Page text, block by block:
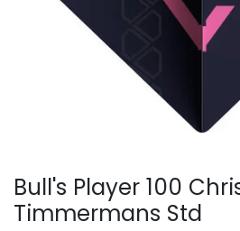
Bull's Player 100
Timmermans Std